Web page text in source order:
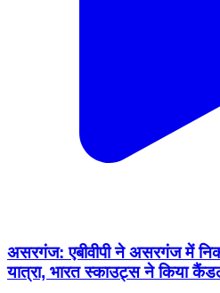
असरगंज: एबीवीपी ने असरगंज में
यात्रा, भारत स्काउट्स ने किया